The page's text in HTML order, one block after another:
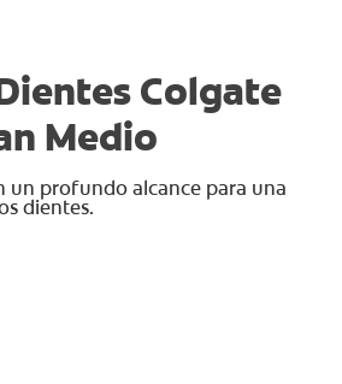
Colgate
Medio
un profundo alcance para una
dientes.